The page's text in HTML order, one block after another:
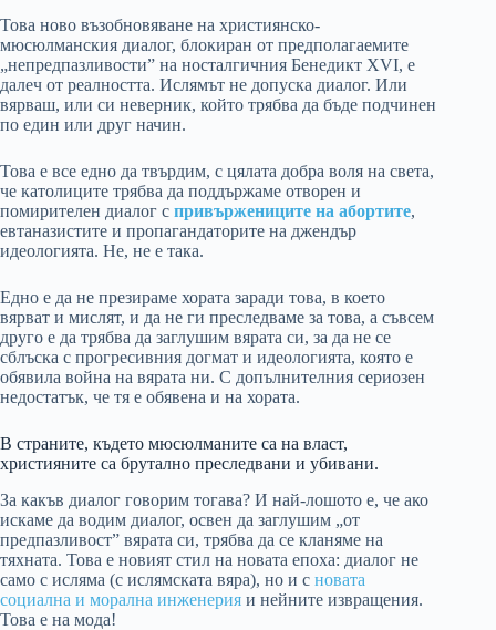
Това ново възобновяване на християнско-
мюсюлманския диалог, блокиран от предполагаемите
„непредпазливости” на носталгичния Бенедикт XVI, е
далеч от реалността. Ислямът не допуска диалог. Или
вярваш, или си неверник, който трябва да бъде подчинен
по един или друг начин.
Това е все едно да твърдим, с цялата добра воля на света,
че католиците трябва да поддържаме отворен и
помирителен диалог с привържениците на абортите,
евтаназистите и пропагандаторите на джендър
идеологията. Не, не е така.
Едно е да не презираме хората заради това, в което
вярват и мислят, и да не ги преследваме за това, а съвсем
друго е да трябва да заглушим вярата си, за да не се
сблъска с прогресивния догмат и идеологията, която е
обявила война на вярата ни. С допълнителния сериозен
недостатък, че тя е обявена и на хората.
В страните, където мюсюлманите са на власт,
християните са брутално преследвани и убивани.
За какъв диалог говорим тогава? И най-лошото е, че ако
искаме да водим диалог, освен да заглушим „от
предпазливост” вярата си, трябва да се кланяме на
тяхната. Това е новият стил на новата епоха: диалог не
само с исляма (с ислямската вяра), но и с новата
социална и морална инженерия и нейните извращения.
Това е на мода!